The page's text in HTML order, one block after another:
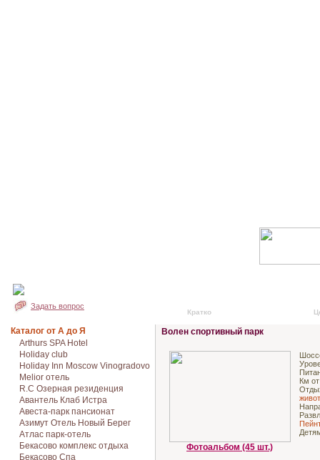
Задать вопрос
Каталог от А до Я
Arthurs SPA Hotel
Holiday club
Holiday Inn Moscow Vinogradovo
Melior отель
R.C Озерная резиденция
Авантель Клаб Истра
Авеста-парк пансионат
Азимут Отель Новый Берег
Атлас парк-отель
Бекасово комплекс отдыха
Бекасово Спа
Кратко
Волен спортивный парк
Фотоальбом (45 шт.)
Км